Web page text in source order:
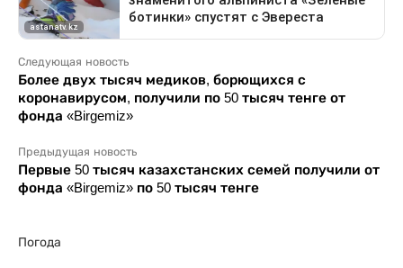
Следующая новость
Более двух тысяч медиков, борющихся с
коронавирусом, получили по 50 тысяч тенге от
фонда «Birgemiz»
Предыдущая новость
Первые 50 тысяч казахстанских семей получили от
фонда «Birgemiz» по 50 тысяч тенге
Погода